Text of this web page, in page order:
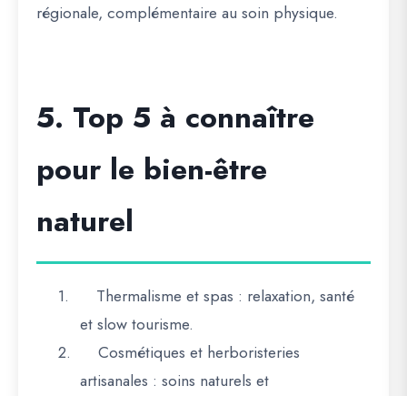
régionale, complémentaire au soin physique.
5. Top 5 à connaître
pour le bien-être
naturel
1. Thermalisme et spas : relaxation, santé
et slow tourisme.
2.
Cosmétiques et herboristeries
artisanales : soins naturels et